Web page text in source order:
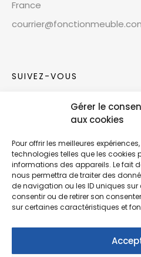
Gérer le
aux cookies
Pour offrir les meilleures
technologies telles que les cookies
informations des appareils. Le fait
nous permettra de traiter des
de navigation ou les ID uniques sur
consentir ou de retirer son
sur certaines caractéristiques et
France
SUIVEZ-VOUS
Rejoignez notre communauté
Nouvelles collections, vie de
inspirations : soyez informés
actualités.